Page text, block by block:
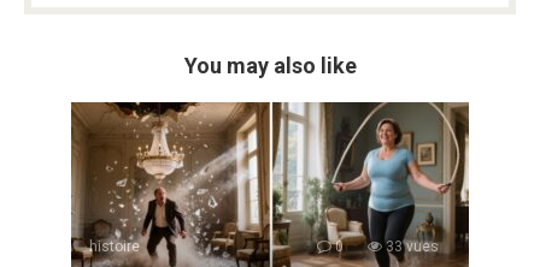
You may also like
histoire 0 33 vues